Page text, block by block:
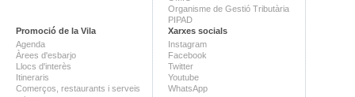
Organisme de Gestió Tributària
PIPAD
Promoció de la Vila
Agenda
Àrees d'esbarjo
Llocs d'interès
Itineraris
Comerços, restaurants i serveis
Xarxes socials
Instagram
Facebook
Twitter
Youtube
WhatsApp